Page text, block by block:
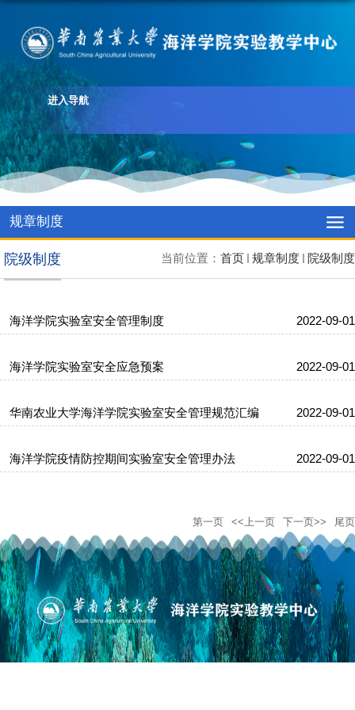
进入导航
规章制度
当前位置： 首页 规章制度 院级制度
院级制度
海洋学院实验室安全管理制度 2022-09-01
海洋学院实验室安全应急预案 2022-09-01
华南农业大学海洋学院实验室安全管理规范汇编 2022-09-01
海洋学院疫情防控期间实验室安全管理办法 2022-09-01
第一页 <<上一页 下一页>> 尾页